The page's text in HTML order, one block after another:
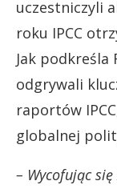
uczestniczyli
roku IPCC
Jak podkreśla
odgrywali
raportów
globalnej
– Wycofując się